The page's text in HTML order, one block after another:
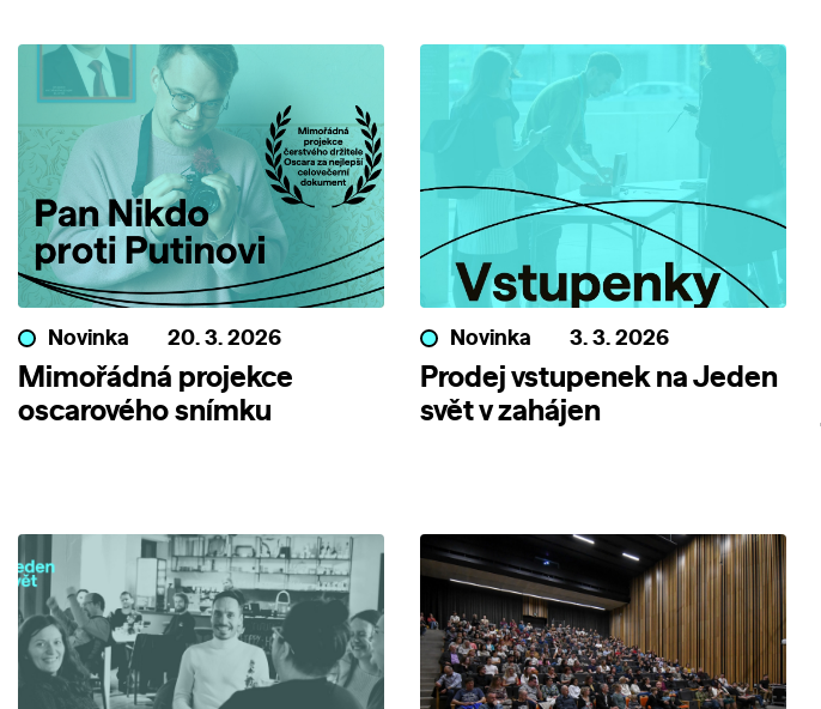
Novinka 20. 3. 2026
Mimořádná projekce
oscarového snímku
Novinka 3. 3. 2026
Prodej vstupenek na Jeden
svět v zahájen